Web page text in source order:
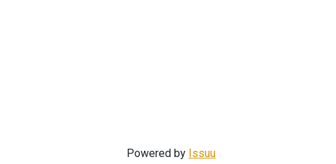
Powered by Issuu